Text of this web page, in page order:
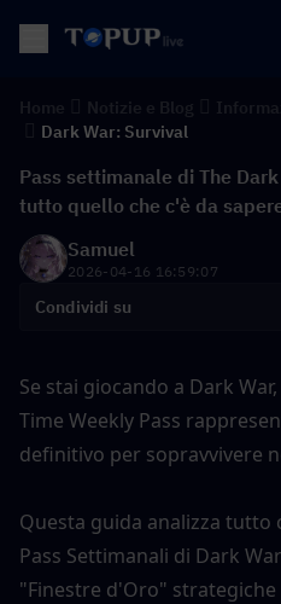
Dark War: Survival
Pass settimanale di The
tutto quello che c'è da
Samuel
2026-04-16 16:59:07
Condividi su
Se stai giocando a Dark
Time Weekly Pass
definitivo per sopravvivere
Questa guida analizza tutto
Pass Settimanali di Dark
"Finestre d'Oro"